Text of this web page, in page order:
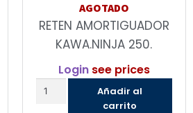
AGOTADO
RETEN AMORTIGUADOR
KAWA.NINJA 250.
Loginsee prices
Añadir al
carrito